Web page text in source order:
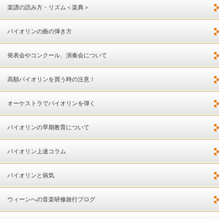
楽譜の読み方・リズム＜楽典＞
バイオリンの曲の弾き方
発表会やコンクール、演奏会について
高額バイオリンを買う時の注意！
オーケストラでバイオリンを弾く
バイオリンの早期教育について
バイオリン上達コラム
バイオリンと病気
ウィーンへの音楽研修旅行ブログ